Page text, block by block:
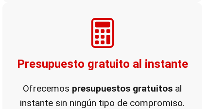
Presupuesto gratuito al instante
Ofrecemos presupuestos gratuitos al
instante sin ningún tipo de compromiso.